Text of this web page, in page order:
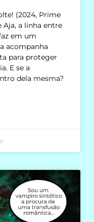
(2024, Prime
a linha entre
em um
acompanha
para proteger
E se a
dela mesma?